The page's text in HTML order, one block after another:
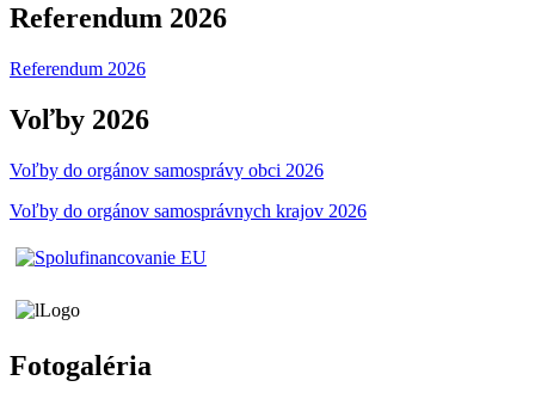
Referendum 2026
Referendum 2026
Voľby 2026
Voľby do orgánov samosprávy obci 2026
Voľby do orgánov samosprávnych krajov 2026
Fotogaléria